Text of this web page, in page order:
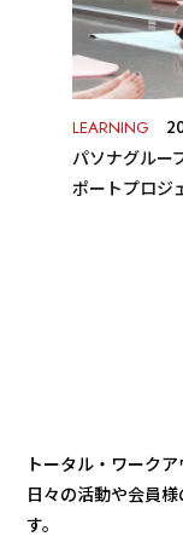
LEARNING
パソナグルー
ポートプロジ
トータル・ワーク
日々の活動や会員
す。